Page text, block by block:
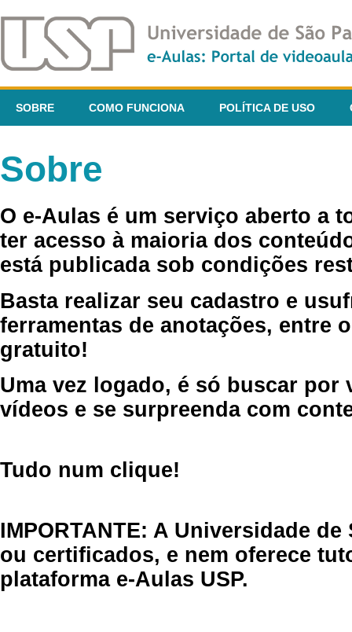
SOBRE COMO FUNCIONA POLÍTICA DE USO
Sobre
O e-Aulas é um serviço aberto a
ter acesso à maioria dos
está publicada sob condições
Basta realizar seu cadastro e
ferramentas de anotações, entre
gratuito!
Uma vez logado, é só buscar por
vídeos e se surpreenda com
Tudo num clique!
IMPORTANTE: A Universidade
ou certificados, e nem oferece
plataforma e-Aulas USP.